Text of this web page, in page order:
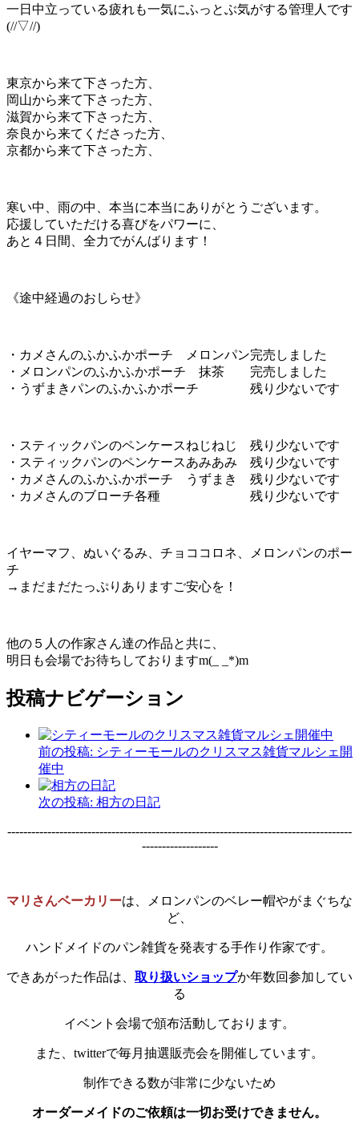
一日中立っている疲れも一気にふっとぶ気がする管理人です
(//▽//)
東京から来て下さった方、
岡山から来て下さった方、
滋賀から来て下さった方、
奈良から来てくださった方、
京都から来て下さった方、
寒い中、雨の中、本当に本当にありがとうございます。
応援していただける喜びをパワーに、
あと４日間、全力でがんばります！
《途中経過のおしらせ》
・カメさんのふかふかポーチ メロンパン完売しました
・メロンパンのふかふかポーチ 抹茶 完売しました
・うずまきパンのふかふかポーチ 残り少ないです
・スティックパンのペンケースねじねじ 残り少ないです
・スティックパンのペンケースあみあみ 残り少ないです
・カメさんのふかふかポーチ うずまき 残り少ないです
・カメさんのブローチ各種 残り少ないです
イヤーマフ、ぬいぐるみ、チョココロネ、メロンパンのポー
チ
→まだまだたっぷりありますご安心を！
他の５人の作家さん達の作品と共に、
明日も会場でお待ちしておりますm(_ _*)m
投稿ナビゲーション
前の投稿: シティーモールのクリスマス雑貨マルシェ開
催中
次の投稿: 相方の日記
--------------------------------------------------------------------------------------
-------------------
マリさんベーカリーは、メロンパンのベレー帽やがまぐちな
ど、
ハンドメイドのパン雑貨を発表する手作り作家です。
できあがった作品は、 取り扱いショップか年数回参加してい
る
イベント会場で頒布活動しております。
また、twitterで毎月抽選販売会を開催しています。
制作できる数が非常に少ないため
オーダーメイドのご依頼は一切お受けできません。